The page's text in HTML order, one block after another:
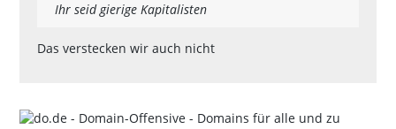
Ihr seid gierige Kapitalisten
Das verstecken wir auch nicht